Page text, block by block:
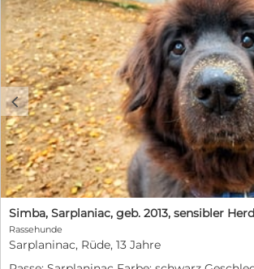
c
Rassehunde
Sarplaninac, Rüde, 13 Jahre